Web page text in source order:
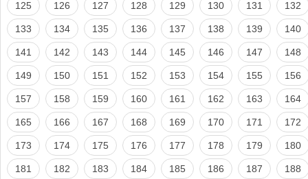
125 126 127 128 129 130 131 132
133 134 135 136 137 138 139 140
141 142 143 144 145 146 147 148
149 150 151 152 153 154 155 156
157 158 159 160 161 162 163 164
165 166 167 168 169 170 171 172
173 174 175 176 177 178 179 180
181 182 183 184 185 186 187 188